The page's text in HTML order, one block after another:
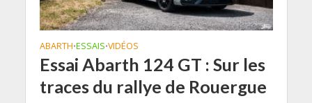
ABARTH•ESSAIS•VIDÉOS
Essai Abarth 124 GT : Sur les
traces du rallye de Rouergue